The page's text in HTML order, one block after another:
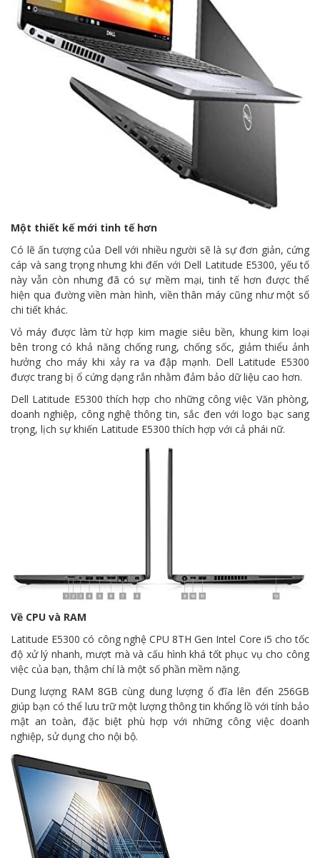
Một thiết kế mới tinh tế hơn
Có lẽ ấn tượng của Dell với nhiều người sẽ là sự đơn giản, cứng
cáp và sang trọng nhưng khi đến với Dell Latitude E5300, yếu tố
này vẫn còn nhưng đã có sự mềm mại, tinh tế hơn được thể
hiện qua đường viền màn hình, viền thân máy cũng như một số
chi tiết khác.
Vỏ máy được làm từ hợp kim magie siêu bền, khung kim loại
bên trong có khả năng chống rung, chống sốc, giảm thiểu ảnh
hưởng cho máy khi xảy ra va đập mạnh. Dell Latitude E5300
được trang bị ổ cứng dạng rắn nhằm đảm bảo dữ liệu cao hơn.
Dell Latitude E5300 thích hợp cho những công việc Văn phòng,
doanh nghiệp, công nghệ thông tin, sắc đen với logo bạc sang
trọng, lịch sự khiến Latitude E5300 thích hợp với cả phái nữ.
Về CPU và RAM
Latitude E5300 có công nghệ CPU 8TH Gen Intel Core i5 cho tốc
độ xử lý nhanh, mượt mà và cấu hình khá tốt phục vụ cho công
việc của bạn, thậm chí là một số phần mềm nặng.
Dung lượng RAM 8GB cùng dung lượng ổ đĩa lên đến 256GB
giúp bạn có thể lưu trữ một lượng thông tin khổng lồ với tính bảo
mật an toàn, đặc biệt phù hợp với những công việc doanh
nghiệp, sử dụng cho nội bộ.